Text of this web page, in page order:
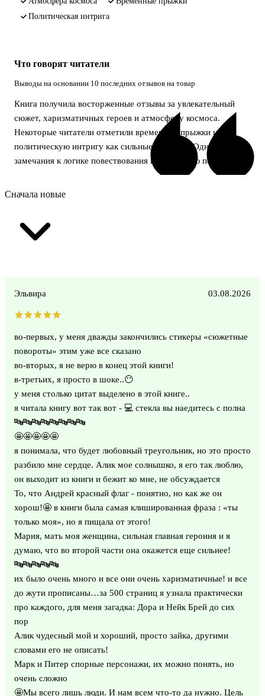
политическая интрига
Что говорят читатели
Выводы на основании 10 последних отзывов на товар
Книга получила восторженные отзывы за увлекательный
сюжет, харизматичных героев и атмосферу космоса.
Некоторые читатели отметили временные прыжки и
политическую интригу как сильные стороны. Однако есть
замечания к логике повествования и поведению персонажей.
Сначала новые
Эльвира 03.08.2026
во-первых, у меня дважды закончились стикеры «сюжетные
повороты» этим уже все сказано
во-вторых, я не верю в конец этой книги!
в-третьих, я просто в шоке..😶
у меня столько цитат выделено в этой книге..
я читала книгу вот так вот - 💻 стекла вы наедитесь с полна
🔤🔤🔤🔤🔤🔤🔤🔤
🤩🤩🤩🤩🤩
я понимала, что будет любовный треугольник, но это просто
разбило мне сердце. Алик мое солнышко, я его так люблю,
он выходит из книги и бежит ко мне, не обсуждается
То, что Андрей красный флаг - понятно, но как же он
хорош!🤩 в книги была самая клишированная фраза : «ты
только моя», но я пищала от этого!
Мария, мать моя женщина, сильная главная героиня и я
думаю, что во второй части она окажется еще сильнее!
🔤🔤🔤🔤🔤
их было очень много и все они очень харизматичные! и все
до жути прописаны…за 500 страниц я узнала практически
про каждого, для меня загадка: Дора и Нейк Брей до сих
пор
Алик чудесный мой и хороший, просто зайка, другими
словами его не описать!
Марк и Питер спорные персонажи, их можно понять, но
очень сложно
🤩Мы всего лишь люди. И нам всем что-то да нужно. Цель